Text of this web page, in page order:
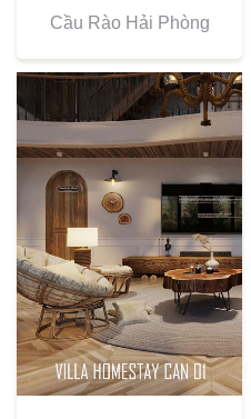
Cầu Rào Hải Phòng